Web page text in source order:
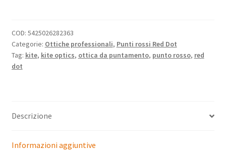
BRG
Mount
2
Moa
COD: 5425026282363
Categorie: Ottiche professionali, Punti rossi Red Dot
Tag: kite, kite optics, ottica da puntamento, punto rosso, red
dot
Descrizione
Informazioni aggiuntive